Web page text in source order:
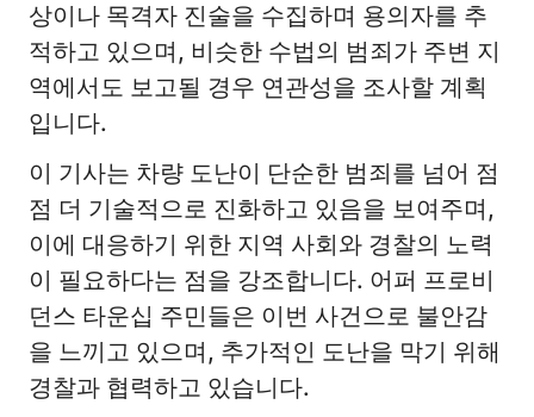
상이나 목격자 진술을 수집하며 용의자를 추
적하고 있으며, 비슷한 수법의 범죄가 주변 지
역에서도 보고될 경우 연관성을 조사할 계획
입니다.
이 기사는 차량 도난이 단순한 범죄를 넘어 점
점 더 기술적으로 진화하고 있음을 보여주며,
이에 대응하기 위한 지역 사회와 경찰의 노력
이 필요하다는 점을 강조합니다. 어퍼 프로비
던스 타운십 주민들은 이번 사건으로 불안감
을 느끼고 있으며, 추가적인 도난을 막기 위해
경찰과 협력하고 있습니다.